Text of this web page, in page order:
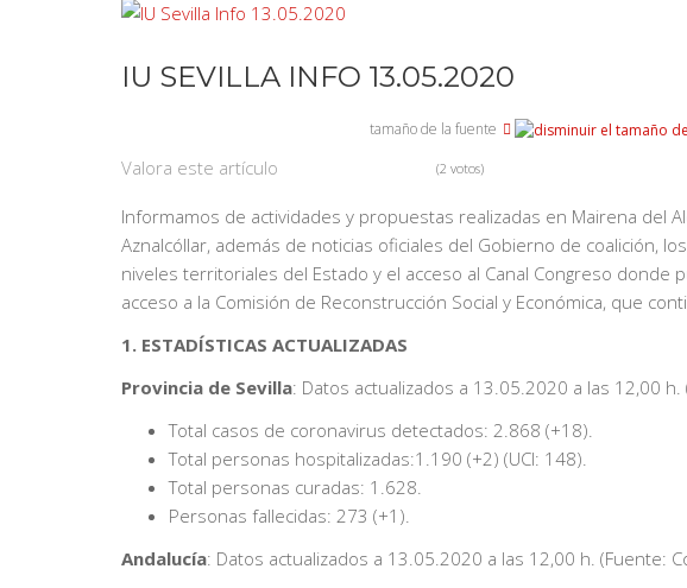
IU SEVILLA INFO 13.05.2020
tamaño de la fuente
Valora este artículo (2 votos)
Informamos de actividades y propuestas realizadas en Mairena del
Aznalcóllar, además de noticias oficiales del Gobierno de coalición,
niveles territoriales del Estado y el acceso al Canal Congreso
acceso a la Comisión de Reconstrucción Social y Económica, que
1. ESTADÍSTICAS ACTUALIZADAS
Provincia de Sevilla: Datos actualizados a 13.05.2020 a las 12,00 h.
Total casos de coronavirus detectados: 2.868 (+18).
Total personas hospitalizadas:1.190 (+2) (UCI: 148).
Total personas curadas: 1.628.
Personas fallecidas: 273 (+1).
Andalucía: Datos actualizados a 13.05.2020 a las 12,00 h. (Fuente: